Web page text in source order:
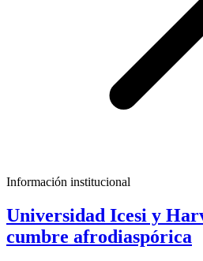
Información institucional
Universidad Icesi y
cumbre afrodiaspórica